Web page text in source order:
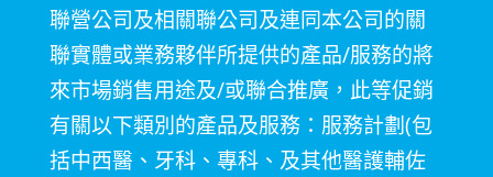
聯營公司及相關聯公司及連同本公司的關
聯實體或業務夥伴所提供的產品/服務的將
來市場銷售用途及/或聯合推廣，此等促銷
有關以下類別的產品及服務：服務計劃(包
括中西醫、牙科、專科、及其他醫護輔佐